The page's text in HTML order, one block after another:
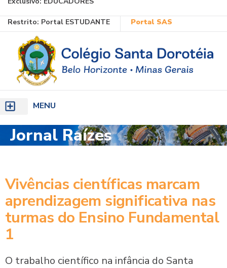
para
conteúdo
Restrito: Portal ESTUDANTE Portal SAS
MENU
Jornal Raízes
Vivências científicas marcam
aprendizagem significativa nas
turmas do Ensino Fundamental
1
O trabalho científico na infância do Santa